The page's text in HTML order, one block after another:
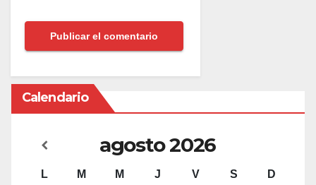
Calendario
agosto2026
L M M J V S
D